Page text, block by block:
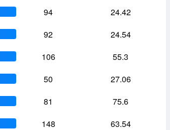
94 24.42
92 24.54
106 55.3
50 27.06
81 75.6
148 63.54